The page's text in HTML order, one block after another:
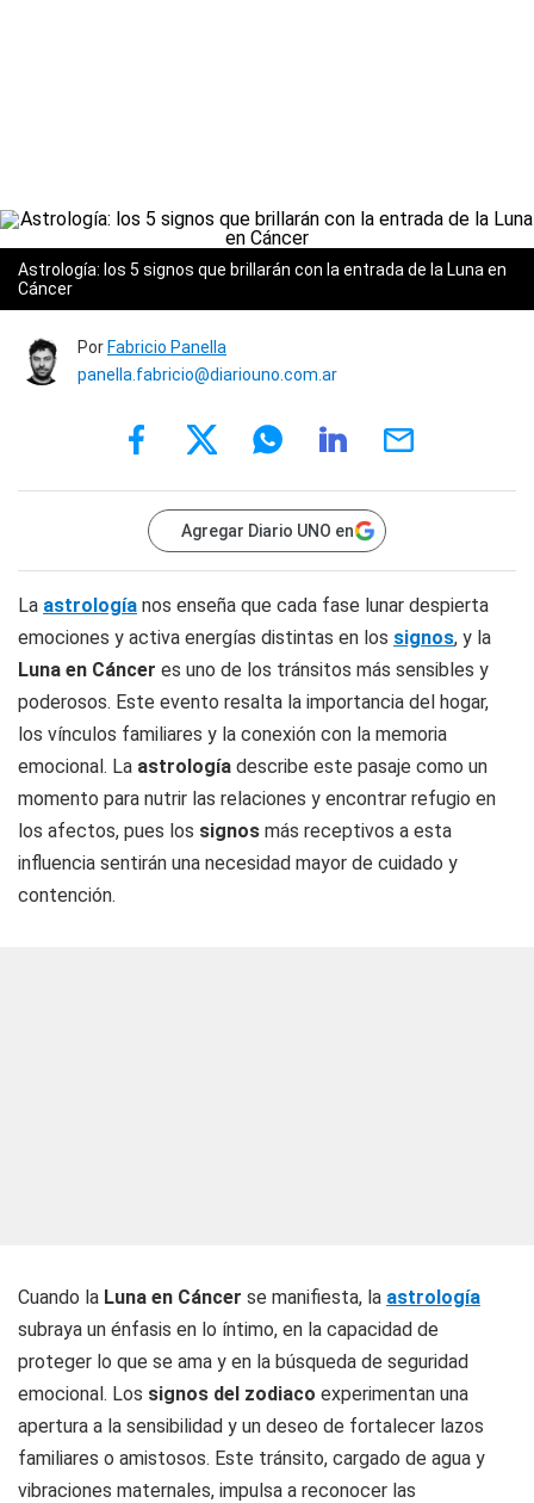
Astrología: los 5 signos que brillarán con la entrada de la Luna en
Cáncer
Por Fabricio Panella
panella.fabricio@diariouno.com.ar
Agregar Diario UNO en
La astrología nos enseña que cada fase lunar despierta
emociones y activa energías distintas en los signos, y la
Luna en Cáncer es uno de los tránsitos más sensibles y
poderosos. Este evento resalta la importancia del hogar,
los vínculos familiares y la conexión con la memoria
emocional. La astrología describe este pasaje como un
momento para nutrir las relaciones y encontrar refugio en
los afectos, pues los signos más receptivos a esta
influencia sentirán una necesidad mayor de cuidado y
contención.
Cuando la Luna en Cáncer se manifiesta, la astrología
subraya un énfasis en lo íntimo, en la capacidad de
proteger lo que se ama y en la búsqueda de seguridad
emocional. Los signos del zodiaco experimentan una
apertura a la sensibilidad y un deseo de fortalecer lazos
familiares o amistosos. Este tránsito, cargado de agua y
vibraciones maternales, impulsa a reconocer las